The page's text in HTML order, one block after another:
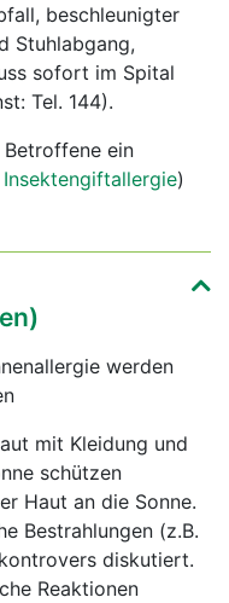
beschleunigter
Stuhlabgang,
sofort im Spital
Tel. 144).
ein
Insektengiftallergie)
werden
mit Kleidung und
schützen
Haut an die Sonne.
Bestrahlungen (z.B.
diskutiert.
Reaktionen